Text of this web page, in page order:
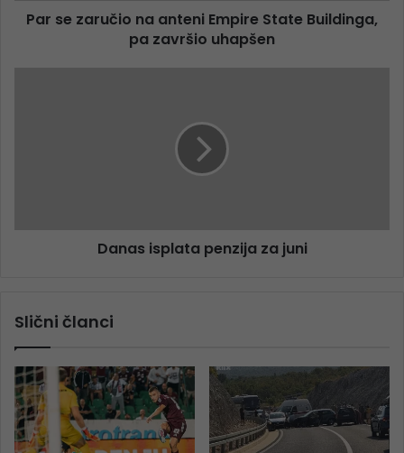
Par se zaručio na anteni Empire State Buildinga,
pa završio uhapšen
Danas isplata penzija za juni
Slični članci